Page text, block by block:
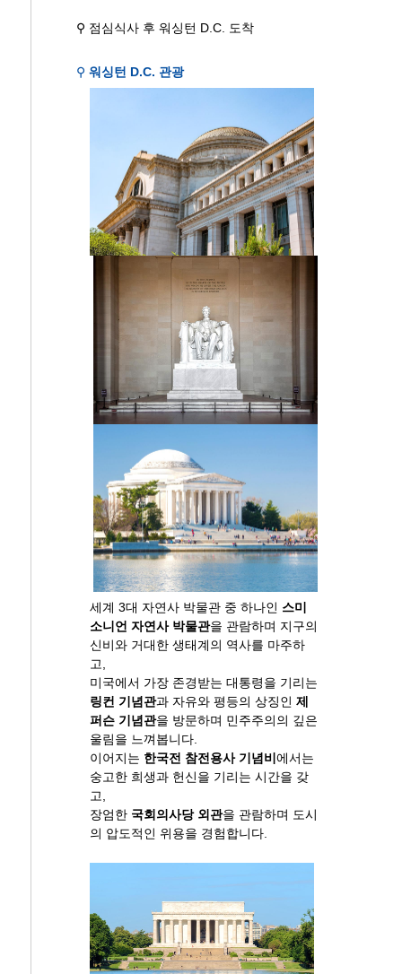
⚲ 점심식사 후 워싱턴 D.C. 도착
⚲ 워싱턴 D.C. 관광
세계 3대 자연사 박물관 중 하나인 스미
소니언 자연사 박물관을 관람하며 지구의
신비와 거대한 생태계의 역사를 마주하
고,
미국에서 가장 존경받는 대통령을 기리는
링컨 기념관과 자유와 평등의 상징인 제
퍼슨 기념관을 방문하며 민주주의의 깊은
울림을 느껴봅니다.
이어지는 한국전 참전용사 기념비 에서는
숭고한 희생과 헌신을 기리는 시간을 갖
고,
장엄한 국회의사당 외관을 관람하며 도시
의 압도적인 위용을 경험합니다.